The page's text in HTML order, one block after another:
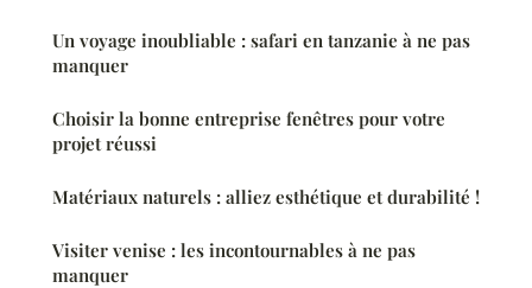
Un voyage inoubliable : safari en tanzanie à ne pas
manquer
Choisir la bonne entreprise fenêtres pour votre
projet réussi
Matériaux naturels : alliez esthétique et durabilité !
Visiter venise : les incontournables à ne pas
manquer